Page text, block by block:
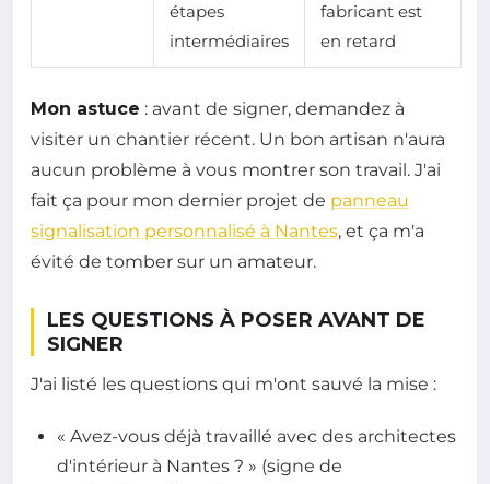
étapes
intermédiaires
fabricant est
en retard
Mon astuce : avant de signer, demandez à
visiter un chantier récent. Un bon artisan n'aura
aucun problème à vous montrer son travail. J'ai
fait ça pour mon dernier projet de panneau
signalisation personnalisé à Nantes, et ça m'a
évité de tomber sur un amateur.
LES QUESTIONS À POSER AVANT DE
SIGNER
J'ai listé les questions qui m'ont sauvé la mise :
« Avez-vous déjà travaillé avec des architectes
d'intérieur à Nantes ? » (signe de